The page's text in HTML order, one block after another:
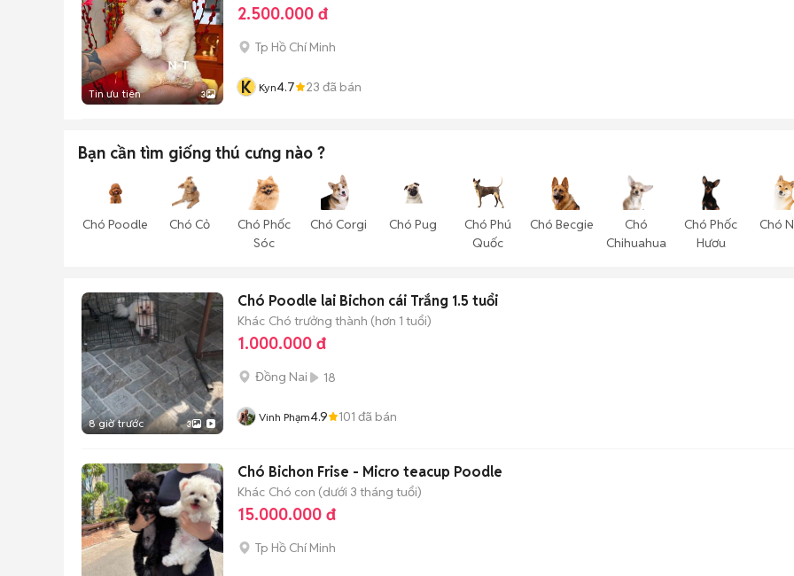
Tin ưu tiên 3
2.500.000 đ
Tp Hồ Chí Minh
K Kyn4.7 23 đã bán
Bạn cần tìm giống thú cưng nào ?
Chó Poodle Chó Cỏ
Chó Phốc
Sóc
Chó Corgi Chó Pug
Chó Phú
Quốc
Chó Becgie
Chó
Chihuahua
Chó Phốc
Hươu
Chó
8 giờ trước 3
Chó Poodle lai Bichon cái Trắng 1.5 tuổi
Khác Chó trưởng thành (hơn 1 tuổi)
1.000.000 đ
Đồng Nai 18
Vinh Phạm4.9 101 đã bán
Chó Bichon Frise - Micro teacup Poodle
Khác Chó con (dưới 3 tháng tuổi)
15.000.000 đ
Tp Hồ Chí Minh